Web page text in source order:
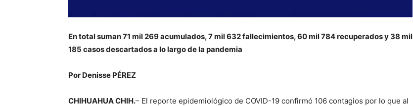
En total suman 71 mil 269 acumulados, 7 mil 632 fallecimientos, 60 mil 784 recuperados y 38 mil
185 casos descartados a lo largo de la pandemia
Por Denisse PÉREZ
CHIHUAHUA CHIH.– El reporte epidemiológico de COVID-19 confirmó 106 contagios por lo que al